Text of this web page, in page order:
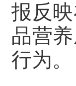
报反
品营
行为。